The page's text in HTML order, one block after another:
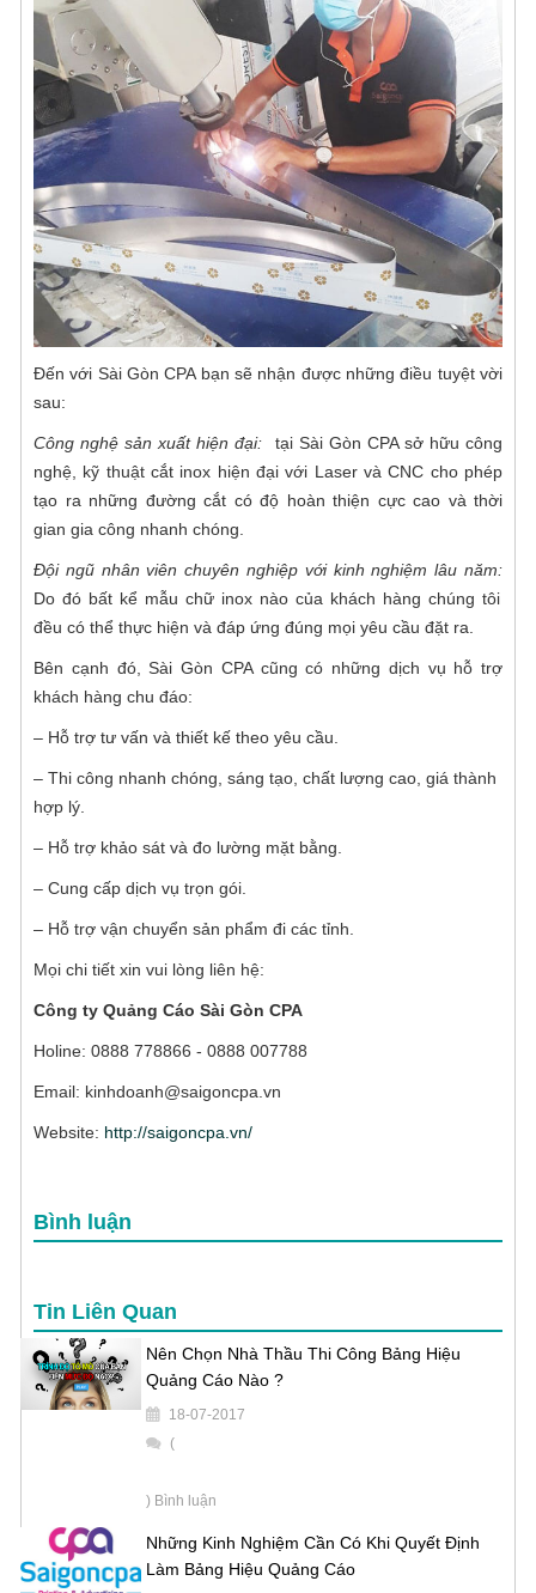
Đến với Sài Gòn CPA bạn sẽ nhận được những điều tuyệt vời
sau:
Công nghệ sản xuất hiện đại:
tại Sài Gòn CPA sở hữu công
nghệ, kỹ thuật cắt inox hiện đại với Laser và CNC cho phép
tạo ra những đường cắt có độ hoàn thiện cực cao và thời
gian gia công nhanh chóng.
Đội ngũ nhân viên chuyên nghiệp với kinh nghiệm lâu năm:
Do đó bất kể mẫu chữ inox nào của khách hàng chúng tôi
đều có thể thực hiện và đáp ứng đúng mọi yêu cầu đặt ra.
Bên cạnh đó, Sài Gòn CPA cũng có những dịch vụ hỗ trợ
khách hàng chu đáo:
– Hỗ trợ tư vấn và thiết kế theo yêu cầu.
– Thi công nhanh chóng, sáng tạo, chất lượng cao, giá thành
hợp lý.
– Hỗ trợ khảo sát và đo lường mặt bằng.
– Cung cấp dịch vụ trọn gói.
– Hỗ trợ vận chuyển sản phẩm đi các tỉnh.
Mọi chi tiết xin vui lòng liên hệ:
Công ty Quảng Cáo Sài Gòn CPA
Holine: 0888 778866 - 0888 007788
Email: kinhdoanh@saigoncpa.vn
Website: http://saigoncpa.vn/
Bình luận
Tin Liên Quan
Nên Chọn Nhà Thầu Thi Công Bảng Hiệu
Quảng Cáo Nào ?
18-07-2017
(
) Bình luận
Những Kinh Nghiệm Cần Có Khi Quyết Định
Làm Bảng Hiệu Quảng Cáo